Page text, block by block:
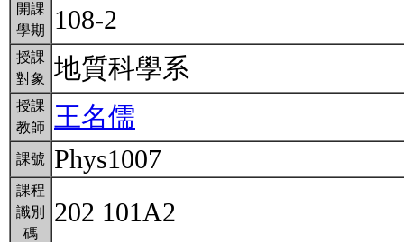
開課
學期
108-2
授課
對象
地質科學系
授課
教師
王名儒
課號 Phys1007
課程
識別
碼
202 101A2